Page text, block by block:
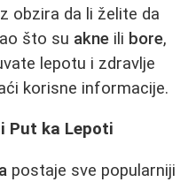
obzira da li želite da
što su akne ili bore,
lepotu i zdravlje
korisne informacije.
Put ka Lepoti
postaje sve popularniji